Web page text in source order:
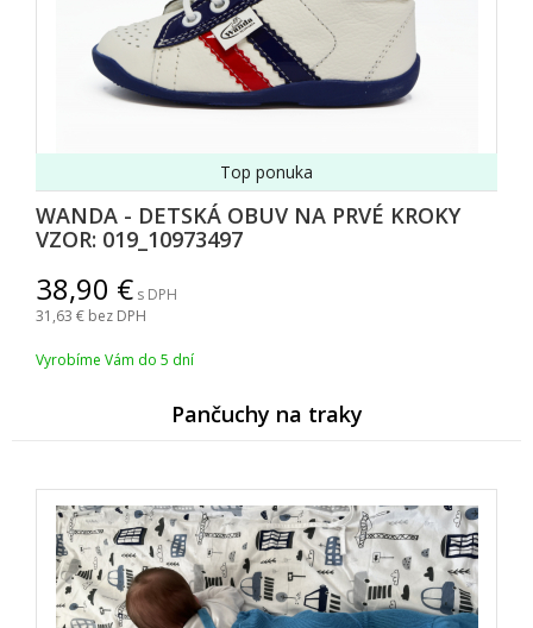
WANDA - DETSKÁ OBUV NA PRVÉ KROKY
VZOR: 019_10973497
Top ponuka
38,90
s DPH
31,63 bez DPH
Vyrobíme Vám do 5 dní
Pančuchy na traky